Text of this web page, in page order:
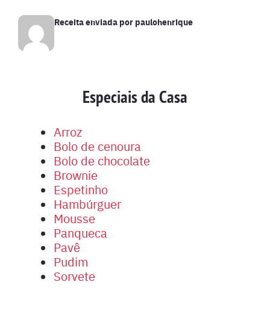
Receita enviada por paulohenrique
Especiais da Casa
Arroz
Bolo de cenoura
Bolo de chocolate
Brownie
Espetinho
Hambúrguer
Mousse
Panqueca
Pavê
Pudim
Sorvete